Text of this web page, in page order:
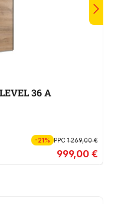
36 A
-21% PPC 1 269,00 €
999,00 €